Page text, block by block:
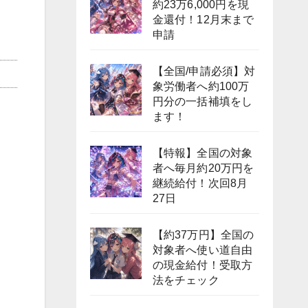
約23万6,000円を現
金還付！12月末まで
申請
【全国/申請必須】対
象労働者へ約100万
円分の一括補填をし
ます！
【特報】全国の対象
者へ毎月約20万円を
継続給付！次回8月
27日
【約37万円】全国の
対象者へ使い道自由
の現金給付！受取方
法をチェック